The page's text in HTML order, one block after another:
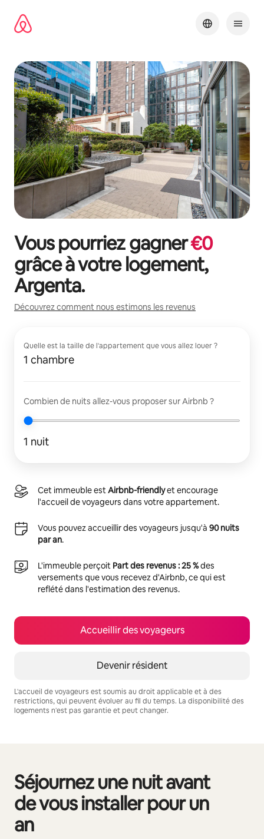
directement
Vous pourriez gagner€0
grâce à votre logement,
Argenta.
Découvrez comment nous estimons les revenus
Quelle est la taille de l'appartement que vous allez louer ?
1 chambre
Combien de nuits allez-vous proposer sur Airbnb ?
1 nuit
Cet immeuble estAirbnb-friendlyet encourage
l'accueil de voyageurs dans votre appartement.
Vous pouvez accueillir des voyageurs jusqu'à 90 nuits
par an.
L'immeuble perçoit Part des revenus : 25 %des
versements que vous recevez d'Airbnb, ce qui est
reflété dans l'estimation des revenus.
Accueillir des voyageurs
Devenir résident
L'accueil de voyageurs est soumis au droit applicable et à des
restrictions, qui peuvent évoluer au fil du temps. La disponibilité des
logements n'est pas garantie et peut changer.
Séjournez une nuit avant
de vous installer pour un
an
0 sur 0 élément visible